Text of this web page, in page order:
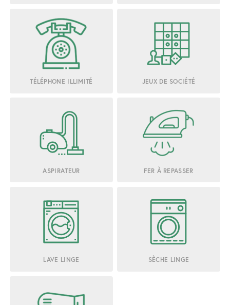
TÉLÉPHONE ILLIMITÉ JEUX DE SOCIÉTÉ
ASPIRATEUR FER À REPASSER
LAVE LINGE SÈCHE LINGE